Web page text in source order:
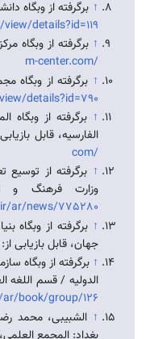
↑ برگرفته از وبگاه
details?id=119
↑ برگرفته از وبگاه
m-center.com/
↑ برگرفته از وبگاه
details?id=790
↑ برگرفته از وبگاه
الفارسیه، قابل
com/
↑ برگرفته از توسیع
وزارت فرهنگ و
ar/news/775280/
↑ برگرفته از
جهان، قابل بازیابی از:
↑ برگرفته از وبگاه
الدولیه / قسم اللغه
book/group/126
↑
بغداد: المجمع العلمی،